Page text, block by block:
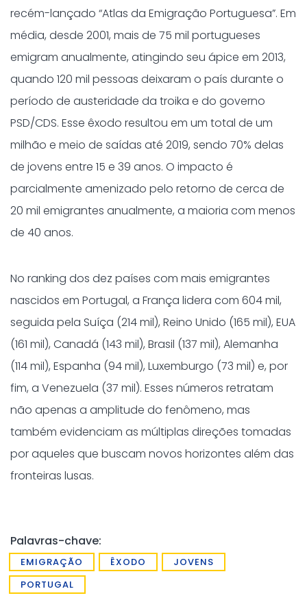
recém-lançado “Atlas da Emigração Portuguesa”. Em
média, desde 2001, mais de 75 mil portugueses
emigram anualmente, atingindo seu ápice em 2013,
quando 120 mil pessoas deixaram o país durante o
período de austeridade da troika e do governo
PSD/CDS. Esse êxodo resultou em um total de um
milhão e meio de saídas até 2019, sendo 70% delas
de jovens entre 15 e 39 anos. O impacto é
parcialmente amenizado pelo retorno de cerca de
20 mil emigrantes anualmente, a maioria com menos
de 40 anos.
No ranking dos dez países com mais emigrantes
nascidos em Portugal, a França lidera com 604 mil,
seguida pela Suíça (214 mil), Reino Unido (165 mil), EUA
(161 mil), Canadá (143 mil), Brasil (137 mil), Alemanha
(114 mil), Espanha (94 mil), Luxemburgo (73 mil) e, por
fim, a Venezuela (37 mil). Esses números retratam
não apenas a amplitude do fenômeno, mas
também evidenciam as múltiplas direções tomadas
por aqueles que buscam novos horizontes além das
fronteiras lusas.
Palavras-chave:
EMIGRAÇÃO ÊXODO
JOVENS
PORTUGAL